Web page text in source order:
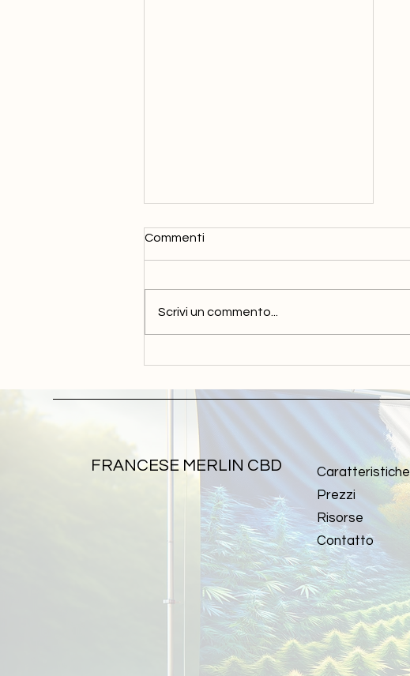
(CBDA/CBGA/THCA) e altro
ancora
Commenti
Scrivi un commento...
FRANCESE MERLIN CBD
Caratteristiche
Prezzi
Risorse
Contatto